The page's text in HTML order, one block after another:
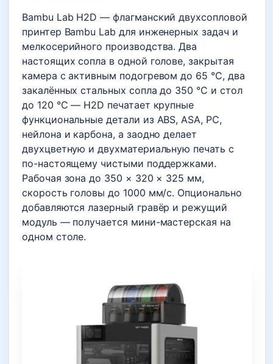
Bambu Lab H2D — флагманский двухсопловой
принтер Bambu Lab для инженерных задач и
мелкосерийного производства. Два
настоящих сопла в одной голове, закрытая
камера с активным подогревом до 65 °C, два
закалённых стальных сопла до 350 °C и стол
до 120 °C — H2D печатает крупные
функциональные детали из ABS, ASA, PC,
нейлона и карбона, а заодно делает
двухцветную и двухматериальную печать с
по-настоящему чистыми поддержками.
Рабочая зона до 350 × 320 × 325 мм,
скорость головы до 1000 мм/с. Опционально
добавляются лазерный гравёр и режущий
модуль — получается мини-мастерская на
одном столе.